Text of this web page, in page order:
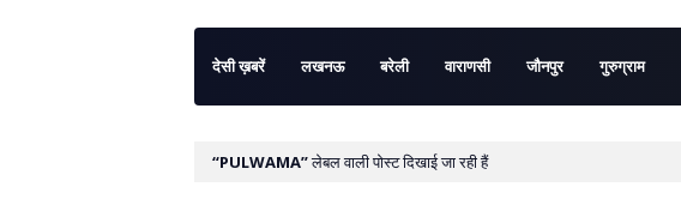
देसी ख़बरें लखनऊ बरेली वाराणसी जौनपुर गुरुग्राम
PULWAMA लेबल वाली पोस्ट दिखाई जा रही हैं